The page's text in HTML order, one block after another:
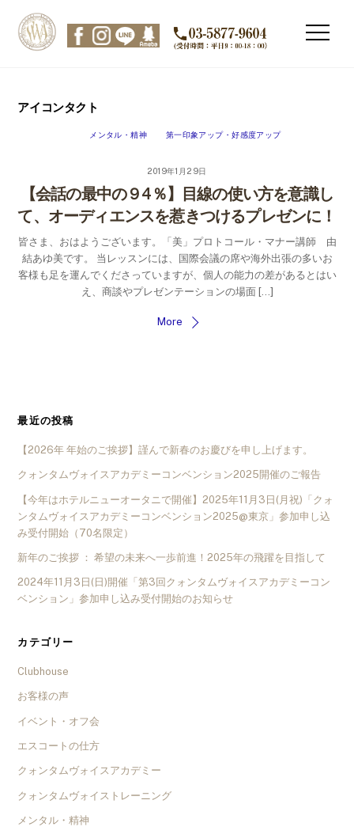
content
Menu
アイコンタクト
メンタル・精神 第一印象アップ・好感度アップ
2019年1月29日
【会話の最中の９4％】目線の使い方を意識し
て、オーディエンスを惹きつけるプレゼンに！
皆さま、おはようございます。「美」プロトコール・マナー講師 由
結あゆ美です。 当レッスンには、国際会議の席や海外出張の多いお
客様も足を運んでくださっていますが、個人の能力の差があるとはい
え、商談やプレゼンテーションの場面 […]
More
最近の投稿
【2026年 年始のご挨拶】謹んで新春のお慶びを申し上げます。
クォンタムヴォイスアカデミーコンベンション2025開催のご報告
【今年はホテルニューオータニで開催】2025年11月3日(月祝)「クォ
ンタムヴォイスアカデミーコンベンション2025@東京」参加申し込
み受付開始（70名限定）
新年のご挨拶 ： 希望の未来へ一歩前進！2025年の飛躍を目指して
2024年11月3日(日)開催「第3回クォンタムヴォイスアカデミーコン
ベンション」参加申し込み受付開始のお知らせ
カテゴリー
Clubhouse
お客様の声
イベント・オフ会
エスコートの仕方
クォンタムヴォイスアカデミー
クォンタムヴォイストレーニング
メンタル・精神